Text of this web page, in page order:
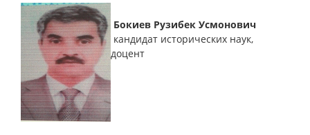
Бокиев Рузибек Усмонович
кандидат исторических наук,
доцент